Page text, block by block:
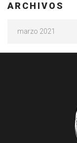
ARCHIVOS